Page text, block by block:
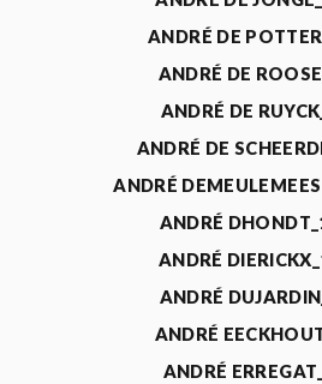
ANDRÉ DE
ANDRÉ DE
ANDRÉ DE
ANDRÉ DE
ANDRÉ
ANDRÉ
ANDRÉ
ANDRÉ
ANDRÉ
ANDRÉ